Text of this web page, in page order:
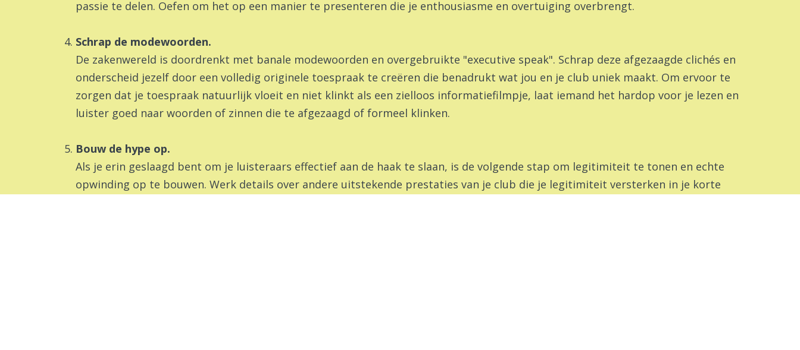
passie te delen. Oefen om het op een manier te presenteren die je enthousiasme en overtuiging overbrengt.
Schrap de modewoorden.
De zakenwereld is doordrenkt met banale modewoorden en overgebruikte "executive speak". Schrap deze afgezaagde clichés en
onderscheid jezelf door een volledig originele toespraak te creëren die benadrukt wat jou en je club uniek maakt. Om ervoor te
zorgen dat je toespraak natuurlijk vloeit en niet klinkt als een zielloos informatiefilmpje, laat iemand het hardop voor je lezen en
luister goed naar woorden of zinnen die te afgezaagd of formeel klinken.
Bouw de hype op.
Als je erin geslaagd bent om je luisteraars effectief aan de haak te slaan, is de volgende stap om legitimiteit te tonen en echte
opwinding op te bouwen. Werk details over andere uitstekende prestaties van je club die je legitimiteit versterken in je korte